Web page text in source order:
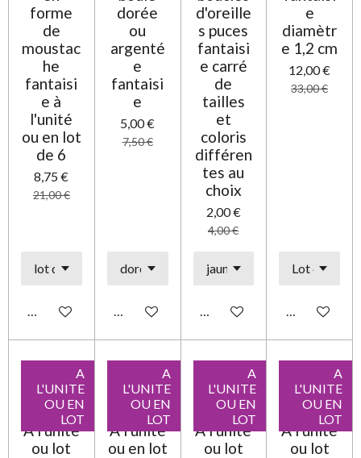
forme
de
moustac
he
fantaisi
e à
l'unité
ou en lot
de 6
8,75 €
21,00 €
Ajouter au panier
dorée
ou
argenté
e
fantaisi
e
5,00 €
7,50 €
Ajouter au panier
d'oreille
s puces
fantaisi
e carré
de
tailles
et
coloris
différen
tes au
choix
2,00 €
4,00 €
Ajouter au panier
e
diamètr
e 1,2 cm
12,00 €
33,00 €
Ajouter au
A
L'UNITE
OU EN
LOT
A l'unité
ou lot
A
L'UNITE
OU EN
LOT
A l'unité
ou en lot
A
L'UNITE
OU EN
LOT
A l'unité
ou lot
A
L'UNITE
OU EN
LOT
A l'unité
ou lot